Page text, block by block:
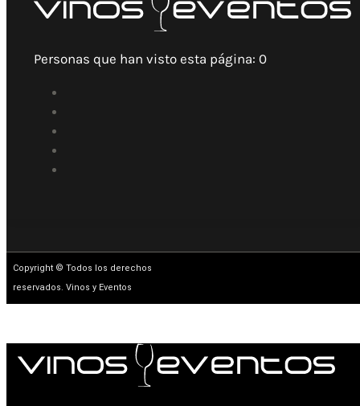
Personas que han visto esta página: 0
Copyright © Todos los derechos
reservados. Vinos y Eventos